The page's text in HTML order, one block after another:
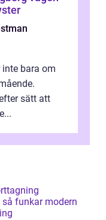
bara om
sätt att